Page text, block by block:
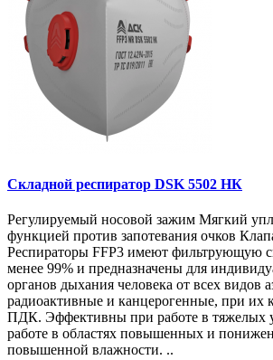
Складной респиратор DSK 5502 НК
Регулируемый носовой зажим Мягкий
функцией против запотевания очков
Респираторы FFP3 имеют фильтрующую
менее 99% и предназначены для
органов дыхания человека от всех видов
радиоактивные и канцерогенные, при их
ПДК. Эффективны при работе в тяжелых
работе в областях повышенных и
повышенной влажности. ..